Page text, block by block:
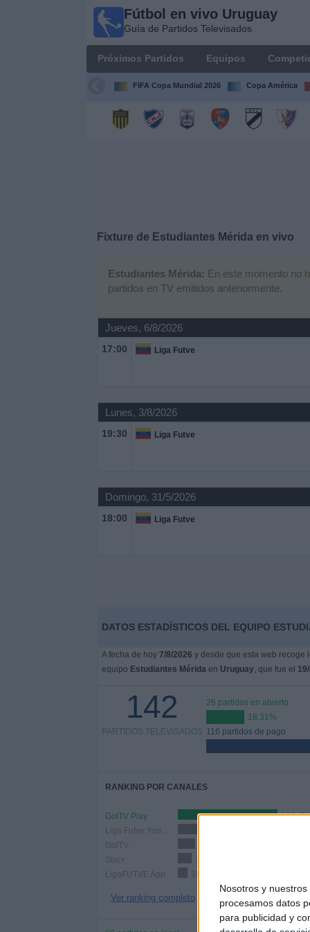
Nosotros y nuestros
procesamos datos
para publicidad y
Fútbol en vivo Uruguay
Guía de Partidos Televisados
Próximos Partidos Equipos
FIFA Copa Mundial 2026 Copa América
Fixture de Estudiantes Méridaen vivo
Estudiantes Mérida: En este momento no
partidos en TV emitidos anteriormente.
Jueves, 6/8/2026
17:00 Liga Futve
Lunes, 3/8/2026
19:30 Liga Futve
Domingo, 31/5/2026
18:00 Liga Futve
DATOS ESTADÍSTICOS DEL EQUIPO
A fecha de hoy 7/8/2026 y desde que esta web recoge
equipo Estudiantes Méridaen Uruguay, que fue el
142
PARTIDOS TELEVISADOS
26 partidos en abierto
18,31%
116 partidos de pago
RANKING POR CANALES
GolTV Play
102
GolTV
Star+
LigaFUTVE App
Ver ranking completo
Uruguay